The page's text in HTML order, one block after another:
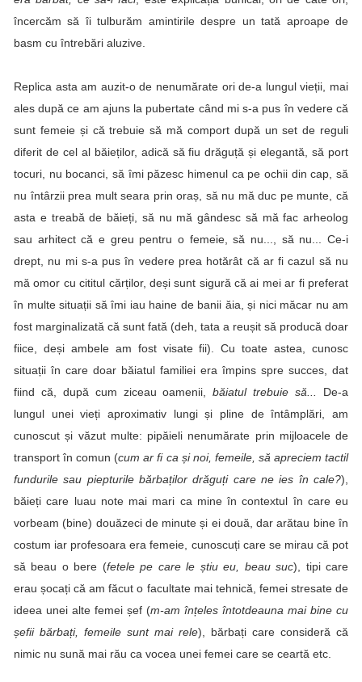
încercăm să îi tulburăm amintirile despre un tată aproape de
basm cu întrebări aluzive.
Replica asta am auzit-o de nenumărate ori de-a lungul vieții, mai
ales după ce am ajuns la pubertate când mi s-a pus în vedere că
sunt femeie și că trebuie să mă comport după un set de reguli
diferit de cel al băieților, adică să fiu drăguță și elegantă, să port
tocuri, nu bocanci, să îmi păzesc himenul ca pe ochii din cap, să
nu întârzii prea mult seara prin oraș, să nu mă duc pe munte, că
asta e treabă de băieți, să nu mă gândesc să mă fac arheolog
sau arhitect că e greu pentru o femeie, să nu..., să nu... Ce-i
drept, nu mi s-a pus în vedere prea hotărât că ar fi cazul să nu
mă omor cu cititul cărților, deși sunt sigură că ai mei ar fi preferat
în multe situații să îmi iau haine de banii ăia, și nici măcar nu am
fost marginalizată că sunt fată (deh, tata a reușit să producă doar
fiice, deși ambele am fost visate fii). Cu toate astea, cunosc
situații în care doar băiatul familiei era împins spre succes, dat
fiind că, după cum ziceau oamenii,băiatul trebuie să...
De-a
lungul unei vieți aproximativ lungi și pline de întâmplări, am
cunoscut și văzut multe: pipăieli nenumărate prin mijloacele de
transport în comun (cum ar fi ca și noi, femeile, să apreciem tactil
fundurile sau piepturile bărbaților drăguți care ne ies în cale?),
băieți care luau note mai mari ca mine în contextul în care eu
vorbeam (bine) douăzeci de minute și ei două, dar arătau bine în
costum iar profesoara era femeie, cunoscuți care se mirau că pot
să beau o bere (fetele pe care le știu eu, beau suc), tipi care
erau șocați că am făcut o facultate mai tehnică, femei stresate de
ideea unei alte femei șef (m-am înțeles întotdeauna mai bine cu
șefii bărbați, femeile sunt mai rele), bărbați care consideră că
nimic nu sună mai rău ca vocea unei femei care se ceartă etc.